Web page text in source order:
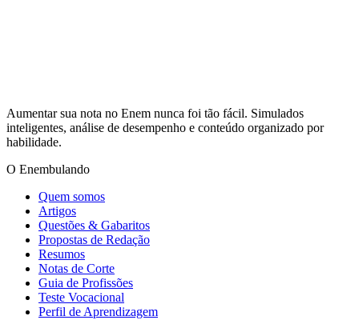
Aumentar sua nota no Enem nunca foi tão fácil. Simulados
inteligentes, análise de desempenho e conteúdo organizado por
habilidade.
O Enembulando
Quem somos
Artigos
Questões & Gabaritos
Propostas de Redação
Resumos
Notas de Corte
Guia de Profissões
Teste Vocacional
Perfil de Aprendizagem